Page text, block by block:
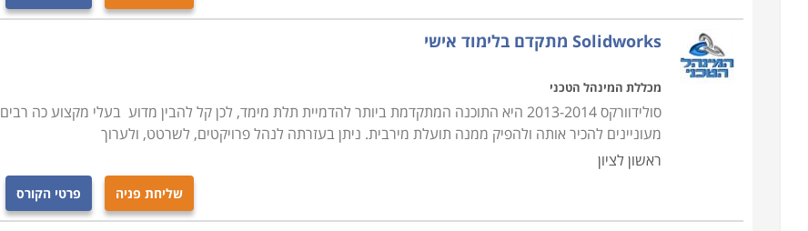
Solidworks מתקדם בלימוד אישי
מכללת המינהל הטכני
סולידוורקס 2013-2014 היא התוכנה המתקדמת ביותר להדמיית תלת מימד, לכן קל להבין מדוע בעלי מקצוע כה רבים
מעוניינים להכיר אותה ולהפיק ממנה תועלת מירבית. ניתן בעזרתה לנהל פרויקטים, לשרטט, ולערוך
ראשון לציון
שליחת פניה פרטי הקורס